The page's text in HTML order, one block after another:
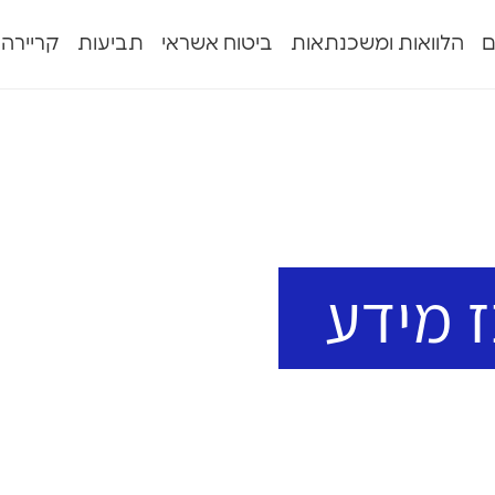
הלוואות ומשכנתאות ביטוח אשראי תביעות קריירה
מידע